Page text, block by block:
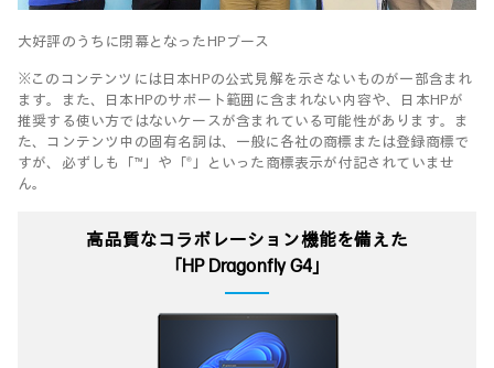
大好評のうちに閉幕となったHPブース
※このコンテンツには日本HPの公式見解を示さないものが一部含まれ
ます。また、日本HPのサポート範囲に含まれない内容や、日本HPが
推奨する使い方ではないケースが含まれている可能性があります。ま
た、コンテンツ中の固有名詞は、一般に各社の商標または登録商標で
すが、必ずしも「™」や「®」といった商標表示が付記されていませ
ん。
高品質なコラボレーション機能を備えた
「HP Dragonfly G4」